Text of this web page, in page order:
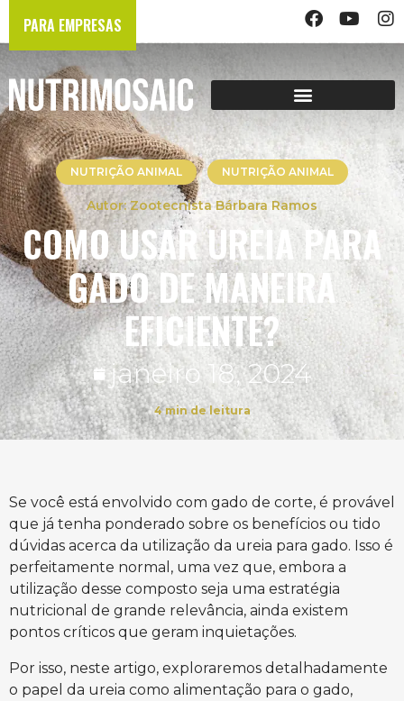
PARA EMPRESAS
NUTRIÇÃO ANIMAL NUTRIÇÃO ANIMAL
Zootecnista Bárbara Ramos
COMO USAR UREIA PARA
GADO DE MANEIRA
EFICIENTE?
janeiro 18, 2024
4 min de leitura
Se você está envolvido com gado de corte, é provável
que já tenha ponderado sobre os benefícios ou tido
dúvidas acerca da utilização da ureia para gado. Isso é
perfeitamente normal, uma vez que, embora a
utilização desse composto seja uma estratégia
nutricional de grande relevância, ainda existem
pontos críticos que geram inquietações.
Por isso, neste artigo, exploraremos detalhadamente
o papel da ureia como alimentação para o gado,